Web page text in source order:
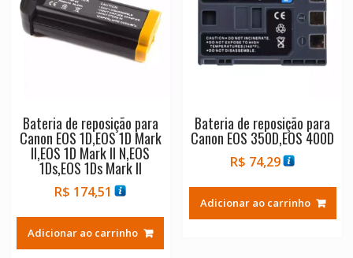
Bateria de reposição para
Canon EOS 1D,EOS 1D Mark
II,EOS 1D Mark II N,EOS
1Ds,EOS 1Ds Mark II
R$ 174,51
Adicionar ao carrinho
Bateria de reposição para
Canon EOS 350D,EOS 400D
R$ 74,29
Adicionar ao carrinho